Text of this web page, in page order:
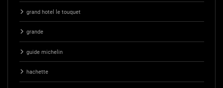
grand hotel le touquet
grande
guide michelin
hachette